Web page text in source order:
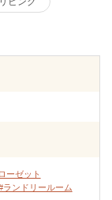
ーゼット
ランドリールーム